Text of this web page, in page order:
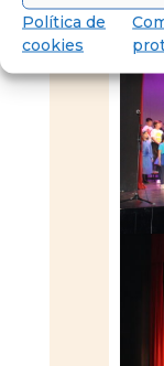
Política de
cookies